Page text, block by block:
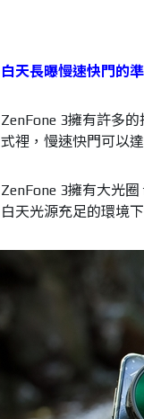
白天長曝慢速快門的
ZenFone 3擁有許多
式裡，慢速快門可以
ZenFone 3擁有大光
白天光源充足的環境